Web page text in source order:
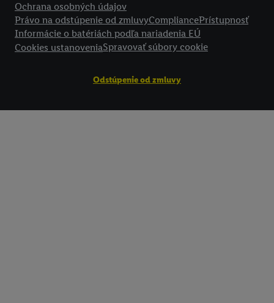
Ochrana osobných údajov
Právo na odstúpenie od zmluvyCompliancePrístupnosť
Informácie o batériách podľa nariadenia EÚ
Cookies ustanoveniaSpravovať súbory cookie
Odstúpenie od zmluvy